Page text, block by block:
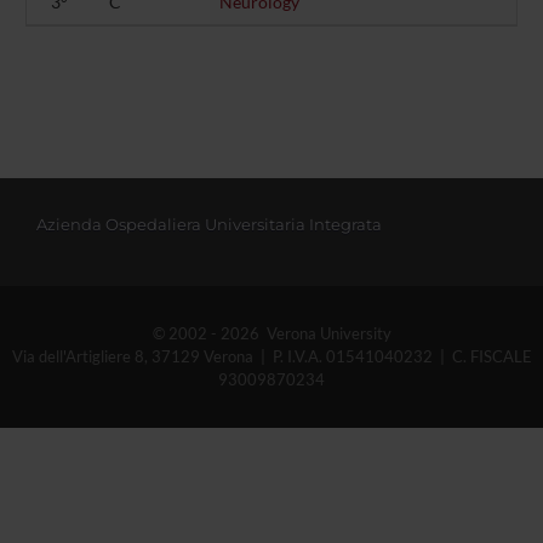
Azienda Ospedaliera Universitaria Integrata
© 2002 - 2026 Verona University
Via dell'Artigliere 8, 37129 Verona | P. I.V.A. 01541040232 | C. FISCALE
93009870234